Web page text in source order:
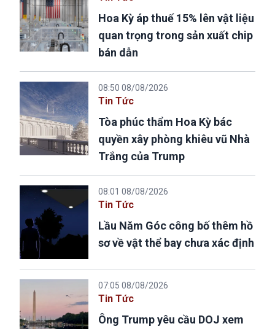
Hoa Kỳ áp thuế 15% lên vật liệu
quan trọng trong sản xuất chip
bán dẫn
08:50 08/08/2026
Tin Tức
Tòa phúc thẩm Hoa Kỳ bác
quyền xây phòng khiêu vũ Nhà
Trắng của Trump
08:01 08/08/2026
Tin Tức
Lầu Năm Góc công bố thêm hồ
sơ về vật thể bay chưa xác định
07:05 08/08/2026
Tin Tức
Ông Trump yêu cầu DOJ xem